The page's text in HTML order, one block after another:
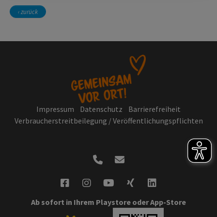
‹ zurück
Impressum Datenschutz
Barrierefreiheit
Verbraucherstreitbeilegung / Veröffentlichungspflichten
Ab sofort in Ihrem Playstore oder App-Store